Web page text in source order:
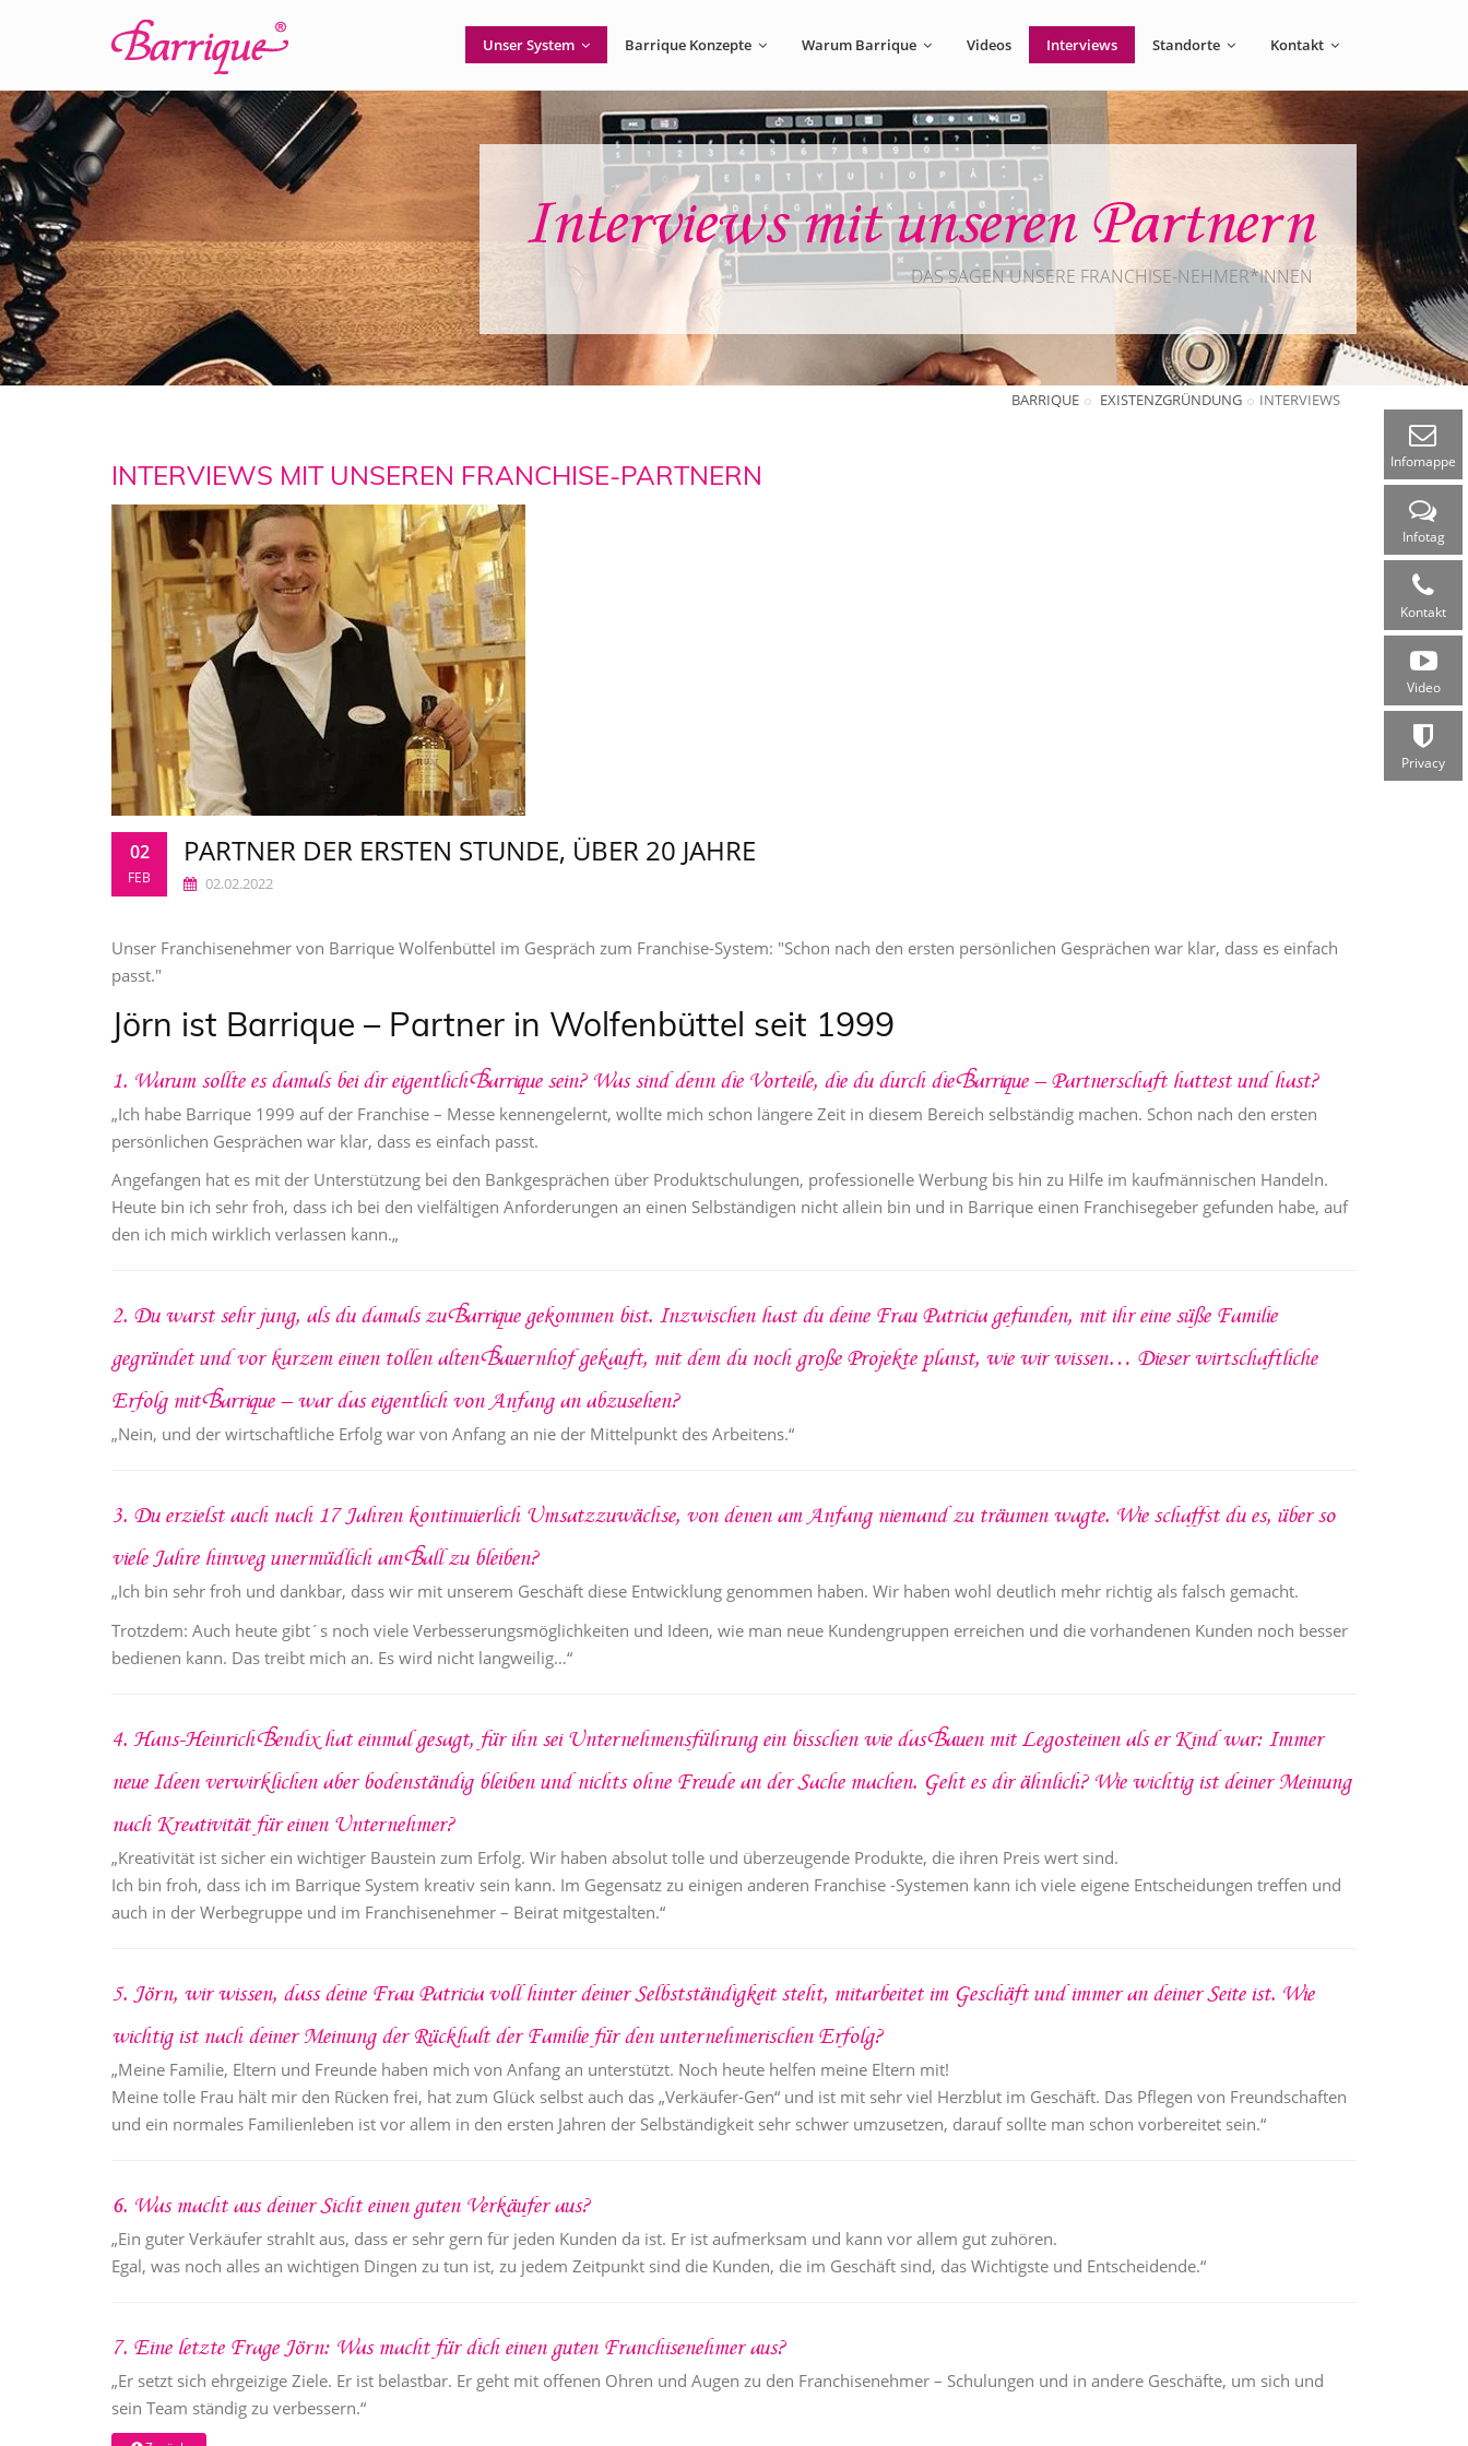
Unser System Barrique Konzepte Warum Barrique Videos Interviews Standorte Kontakt
Interviews mit unseren Partnern
DAS SAGEN UNSERE FRANCHISE-NEHMER*INNEN
BARRIQUE EXISTENZGRÜNDUNG INTERVIEWS
INTERVIEWS MIT UNSEREN FRANCHISE-PARTNERN
02
FEB
PARTNER DER ERSTEN STUNDE, ÜBER 20 JAHRE
02.02.2022
Unser Franchisenehmer von Barrique Wolfenbüttel im Gespräch zum Franchise-System: "Schon nach den ersten persönlichen Gesprächen war klar, dass es einfach
passt."
Jörn ist Barrique – Partner in Wolfenbüttel seit 1999
1. Warum sollte es damals bei dir eigentlich Barrique sein? Was sind denn die Vorteile, die du durch die Barrique – Partnerschaft hattest und hast?
„Ich habe Barrique 1999 auf der Franchise – Messe kennengelernt, wollte mich schon längere Zeit in diesem Bereich selbständig machen. Schon nach den ersten
persönlichen Gesprächen war klar, dass es einfach passt.
Angefangen hat es mit der Unterstützung bei den Bankgesprächen über Produktschulungen, professionelle Werbung bis hin zu Hilfe im kaufmännischen Handeln.
Heute bin ich sehr froh, dass ich bei den vielfältigen Anforderungen an einen Selbständigen nicht allein bin und in Barrique einen Franchisegeber gefunden habe, auf
den ich mich wirklich verlassen kann.„
2. Du warst sehr jung, als du damals zu Barrique gekommen bist. Inzwischen hast du deine Frau Patricia gefunden, mit ihr eine süße Familie
gegründet und vor kurzem einen tollen alten Bauernhof gekauft, mit dem du noch große Projekte planst, wie wir wissen… Dieser wirtschaftliche
Erfolg mit Barrique – war das eigentlich von Anfang an abzusehen?
„Nein, und der wirtschaftliche Erfolg war von Anfang an nie der Mittelpunkt des Arbeitens.“
3. Du erzielst auch nach 17 Jahren kontinuierlich Umsatzzuwächse, von denen am Anfang niemand zu träumen wagte. Wie schaffst du es, über so
viele Jahre hinweg unermüdlich am Ball zu bleiben?
„Ich bin sehr froh und dankbar, dass wir mit unserem Geschäft diese Entwicklung genommen haben. Wir haben wohl deutlich mehr richtig als falsch gemacht.
Trotzdem: Auch heute gibt´s noch viele Verbesserungsmöglichkeiten und Ideen, wie man neue Kundengruppen erreichen und die vorhandenen Kunden noch besser
bedienen kann. Das treibt mich an. Es wird nicht langweilig…“
4. Hans-Heinrich Bendix hat einmal gesagt, für ihn sei Unternehmensführung ein bisschen wie das Bauen mit Legosteinen als er Kind war: Immer
neue Ideen verwirklichen aber bodenständig bleiben und nichts ohne Freude an der Sache machen. Geht es dir ähnlich? Wie wichtig ist deiner Meinung
nach Kreativität für einen Unternehmer?
„Kreativität ist sicher ein wichtiger Baustein zum Erfolg. Wir haben absolut tolle und überzeugende Produkte, die ihren Preis wert sind.
Ich bin froh, dass ich im Barrique System kreativ sein kann. Im Gegensatz zu einigen anderen Franchise -Systemen kann ich viele eigene Entscheidungen treffen und
auch in der Werbegruppe und im Franchisenehmer – Beirat mitgestalten.“
5. Jörn, wir wissen, dass deine Frau Patricia voll hinter deiner Selbstständigkeit steht, mitarbeitet im Geschäft und immer an deiner Seite ist. Wie
wichtig ist nach deiner Meinung der Rückhalt der Familie für den unternehmerischen Erfolg?
„Meine Familie, Eltern und Freunde haben mich von Anfang an unterstützt. Noch heute helfen meine Eltern mit!
Meine tolle Frau hält mir den Rücken frei, hat zum Glück selbst auch das „Verkäufer-Gen“ und ist mit sehr viel Herzblut im Geschäft. Das Pflegen von Freundschaften
und ein normales Familienleben ist vor allem in den ersten Jahren der Selbständigkeit sehr schwer umzusetzen, darauf sollte man schon vorbereitet sein.“
6. Was macht aus deiner Sicht einen guten Verkäufer aus?
„Ein guter Verkäufer strahlt aus, dass er sehr gern für jeden Kunden da ist. Er ist aufmerksam und kann vor allem gut zuhören.
Egal, was noch alles an wichtigen Dingen zu tun ist, zu jedem Zeitpunkt sind die Kunden, die im Geschäft sind, das Wichtigste und Entscheidende.“
7. Eine letzte Frage Jörn: Was macht für dich einen guten Franchisenehmer aus?
„Er setzt sich ehrgeizige Ziele. Er ist belastbar. Er geht mit offenen Ohren und Augen zu den Franchisenehmer – Schulungen und in andere Geschäfte, um sich und
sein Team ständig zu verbessern.“
Infomappe
Infotag
Kontakt
Video
Privacy